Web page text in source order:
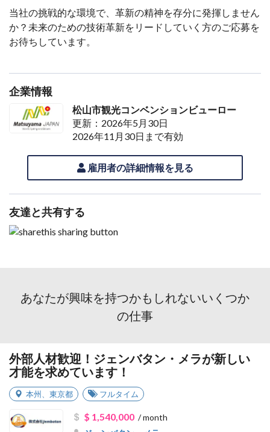
当社の挑戦的な環境で、革新の精神を存分に発揮しません
か？未来のための技術革新をリードしていく方のご応募を
お待ちしています。
企業情報
松山市観光コンベンションビューロー
更新：2026年5月30日
2026年11月30日まで有効
雇用者の詳細情報を見る
友達と共有する
あなたが興味を持つかもしれないいくつか
の仕事
外部人材歓迎！ジェンバタン・メラが新しい
才能を求めています！
本州 東京都 フルタイム
$ 1,540,000/ month